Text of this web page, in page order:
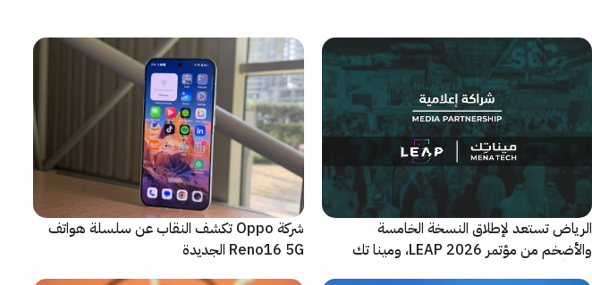
الرياض تستعد لإطلاق النسخة الخامسة
والأضخم من مؤتمر LEAP 2026، ومينا تك
شركة Oppo تكشف النقاب عن سلسلة هواتف
Reno16 5G الجديدة